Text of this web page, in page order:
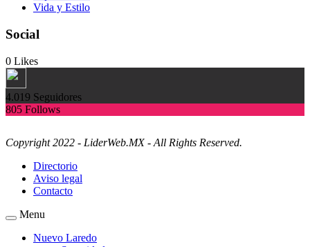
Vida y Estilo
Social
0 Likes
4.019 Seguidores
805 Follows
Copyright 2022 - LiderWeb.MX - All Rights Reserved.
Directorio
Aviso legal
Contacto
Menu
Nuevo Laredo